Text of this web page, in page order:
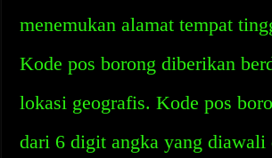
menemukan alamat tempat
Kode pos borong diberikan
lokasi geografis. Kode pos
dari 6 digit angka yang diawali